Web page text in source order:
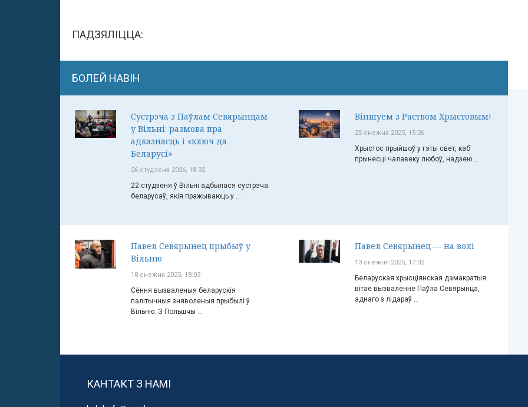
ПАДЗЯЛІЦЦА:
БОЛЕЙ НАВІН
Сустрэча з Паўлам Севярынцам
у Вільні: размова пра
адказнасць і «ключ да
Беларусі»
26 студзеня 2026, 18:32
22 студзеня ў Вільні адбылася сустрэча
беларусаў, якія пражываюць у ...
Віншуем з Раством Хрыстовым!
25 снежня 2025, 15:26
Хрыстос прыйшоў у гэты свет, каб
прынесці чалавеку любоў, надзею ...
Павел Севярынец прыбыў у
Вільню
18 снежня 2025, 18:03
Сёння вызваленыя беларускія
палітычныя зняволеныя прыбылі ў
Вільню. З Польшчы ...
Павел Севярынец — на волі
13 снежня 2025, 17:02
Беларуская хрысціянская дэмакратыя
вітае вызваленне Паўла Севярынца,
аднаго з лідараў ...
КАНТАКТ З НАМІ